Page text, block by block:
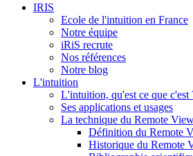
IRIS
Ecole de l'intuition en France
Notre équipe
iRiS recrute
Nos références
Notre blog
L'intuition
L'intuition, qu'est ce que c'est
Ses applications et usages
La technique du Remote
Définition du Remote
Historique du Remote